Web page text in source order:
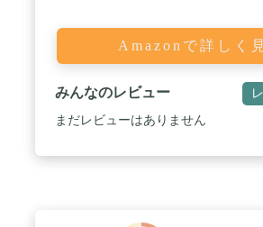
Amazonで詳しく
みんなのレビュー
まだレビューはありません